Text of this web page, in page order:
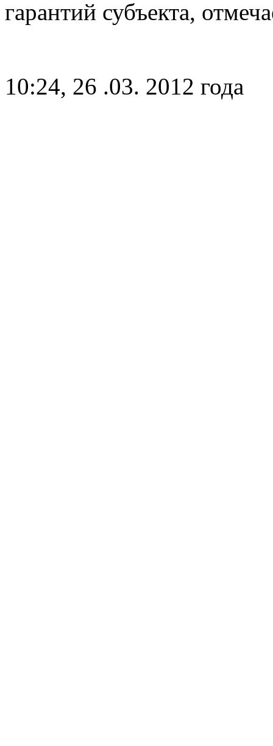
гарантий субъекта,
10:24, 26 .03. 2012 года